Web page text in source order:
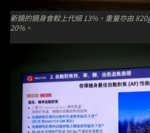
新鏡的鏡身會較上代細 13%，重量亦由
20%。